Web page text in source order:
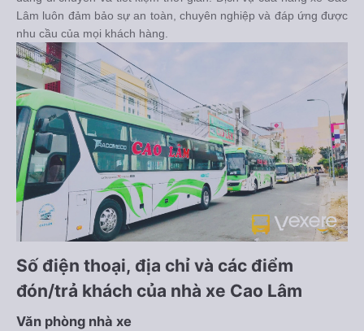
Lâm luôn đảm bảo sự an toàn, chuyên nghiệp và đáp ứng được
nhu cầu của mọi khách hàng.
Số điện thoại, địa chỉ và các điểm
đón/trả khách của nhà xe Cao Lâm
Văn phòng nhà xe